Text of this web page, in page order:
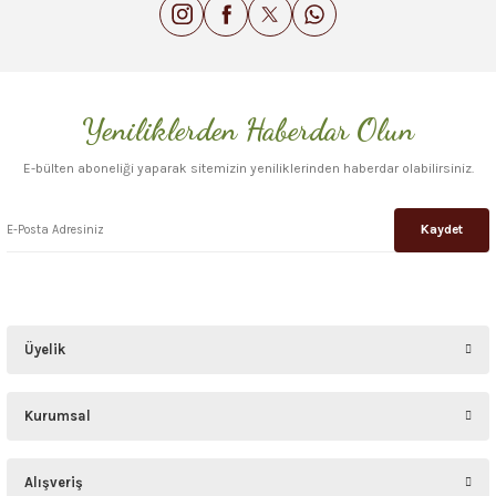
Yeniliklerden Haberdar Olun
E-bülten aboneliği yaparak sitemizin yeniliklerinden haberdar olabilirsiniz.
Kaydet
Üyelik
Kurumsal
Alışveriş